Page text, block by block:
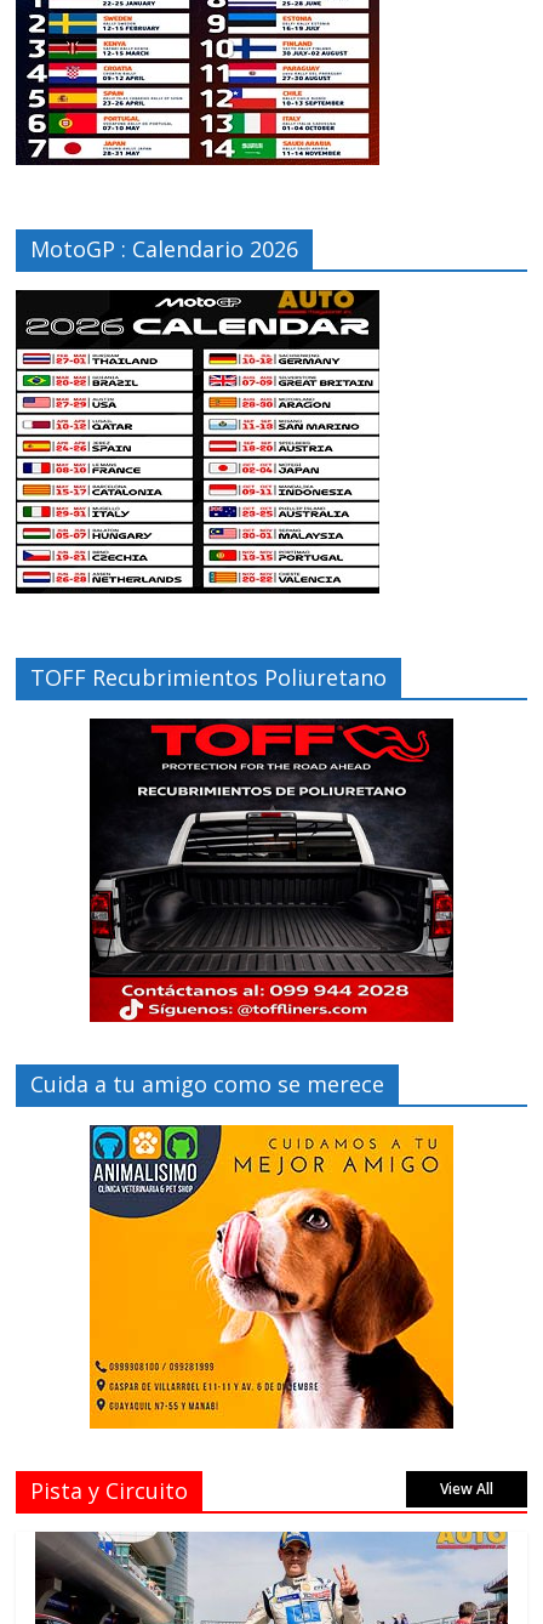
MotoGP : Calendario 2026
TOFF Recubrimientos Poliuretano
Cuida a tu amigo como se merece
Pista y Circuito View All